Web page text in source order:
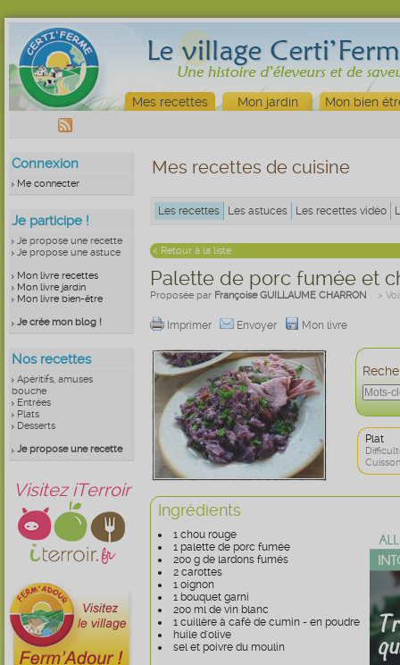
Mes recettes Mon jardin Mon bien
Connexion
Me connecter
Je participe !
Je propose une recette
Je propose une astuce
Mon livre recettes
Mon livre jardin
Mon livre bien-être
Je crée mon blog !
Nos recettes
Apéritifs, amuses
bouche
Entrées
Plats
Desserts
Je propose une recette
Visitez iTerroir
Mes recettes de cuisine
Les recettes Les astuces Les recettes vidéo
< Retour à la liste
Palette de porc fumée et
Proposée par Françoise GUILLAUME CHARRON >
Imprimer Envoyer Mon livre
Plat
Ingrédients
1 chou rouge
1 palette de porc fumée
200 g de lardons fumés
2 carottes
1 oignon
1 bouquet garni
200 ml de vin blanc
1 cuillère à café de cumin - en poudre
huile d'olive
sel et poivre du moulin